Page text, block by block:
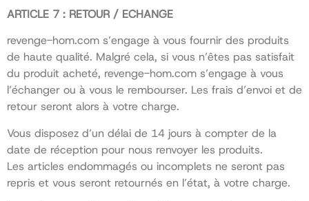
ARTICLE 7 : RETOUR / ECHANGE
revenge-hom.com s’engage à vous fournir des produits
de haute qualité. Malgré cela, si vous n’êtes pas satisfait
du produit acheté, revenge-hom.com s’engage à vous
l’échanger ou à vous le rembourser. Les frais d’envoi et de
retour seront alors à votre charge.
Vous disposez d’un délai de 14 jours à compter de la
date de réception pour nous renvoyer les produits.
Les articles endommagés ou incomplets ne seront pas
repris et vous seront retournés en l’état, à votre charge.